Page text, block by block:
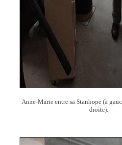
Anne-Marie entre sa Stanhope (à
droite).